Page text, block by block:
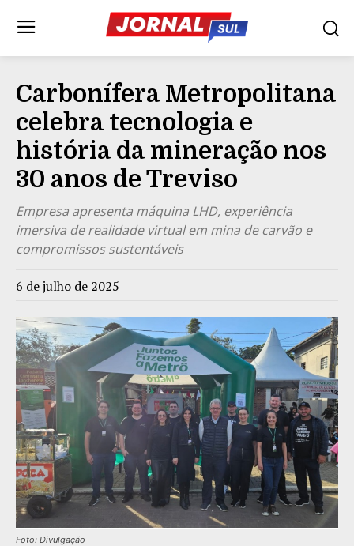
Carbonífera Metropolitana
celebra tecnologia e
história da mineração nos
30 anos de Treviso
Empresa apresenta máquina LHD, experiência
imersiva de realidade virtual em mina de carvão e
compromissos sustentáveis
6 de julho de 2025
Foto: Divulgação